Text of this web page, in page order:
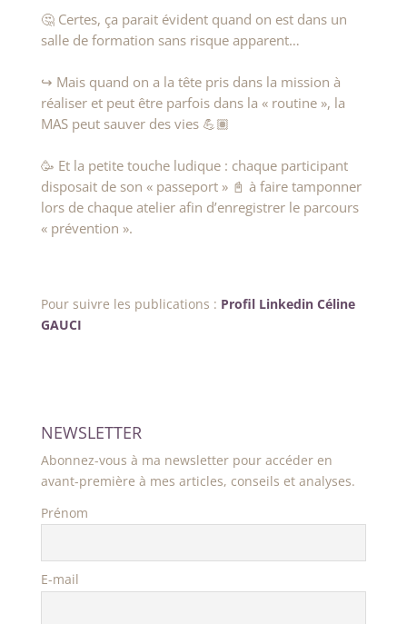
🤔 Certes, ça parait évident quand on est dans un
salle de formation sans risque apparent…
↪ Mais quand on a la tête pris dans la mission à
réaliser et peut être parfois dans la « routine », la
MAS peut sauver des vies 💪🏽
🥳 Et la petite touche ludique : chaque participant
disposait de son « passeport » 📓 à faire tamponner
lors de chaque atelier afin d’enregistrer le parcours
« prévention ».
Pour suivre les publications : Profil Linkedin Céline
GAUCI
NEWSLETTER
Abonnez-vous à ma newsletter pour accéder en
avant-première à mes articles, conseils et analyses.
Prénom
E-mail